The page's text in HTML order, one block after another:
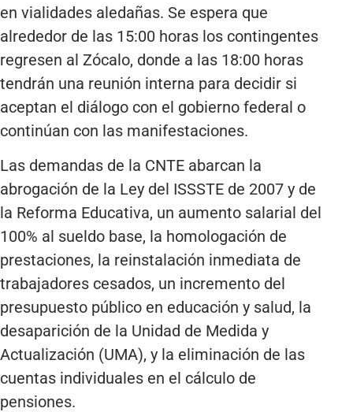
en vialidades aledañas. Se espera que
alrededor de las 15:00 horas los contingentes
regresen al Zócalo, donde a las 18:00 horas
tendrán una reunión interna para decidir si
aceptan el diálogo con el gobierno federal o
continúan con las manifestaciones.
Las demandas de la CNTE abarcan la
abrogación de la Ley del ISSSTE de 2007 y de
la Reforma Educativa, un aumento salarial del
100% al sueldo base, la homologación de
prestaciones, la reinstalación inmediata de
trabajadores cesados, un incremento del
presupuesto público en educación y salud, la
desaparición de la Unidad de Medida y
Actualización (UMA), y la eliminación de las
cuentas individuales en el cálculo de
pensiones.